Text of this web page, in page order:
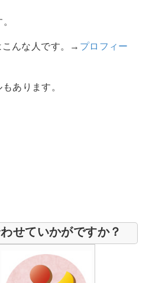
こんな人です。→ プロフィー
あります。
せていかがですか？